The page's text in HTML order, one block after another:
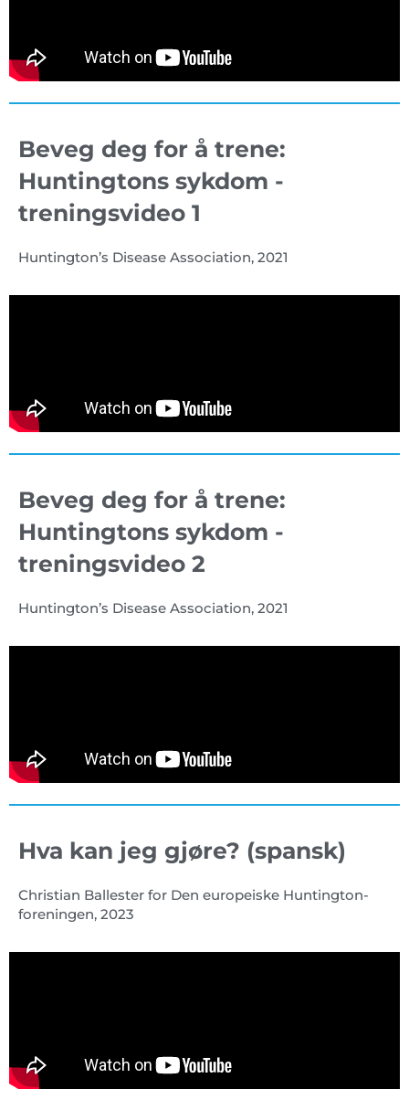
Beveg deg for å trene:
Huntingtons sykdom -
treningsvideo 1
Huntington’s Disease Association, 2021
Beveg deg for å trene:
Huntingtons sykdom -
treningsvideo 2
Huntington’s Disease Association, 2021
Hva kan jeg gjøre? (spansk)
Christian Ballester for Den europeiske Huntington-
foreningen, 2023